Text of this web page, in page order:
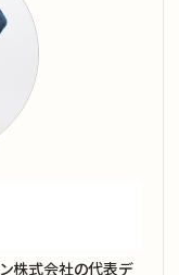
株式会社の代表デ